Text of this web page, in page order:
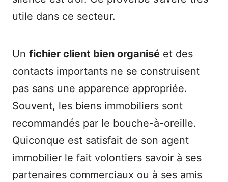
utile dans ce secteur.
Un fichier client bien organisé et des
contacts importants ne se construisent
pas sans une apparence appropriée.
Souvent, les biens immobiliers sont
recommandés par le bouche-à-oreille.
Quiconque est satisfait de son agent
immobilier le fait volontiers savoir à ses
partenaires commerciaux ou à ses amis